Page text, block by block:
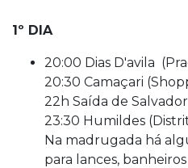
1º DIA
20:00 Dias D'avila
20:30 Camaçari
22h Saída de
23:30 Humildes
Na madrugada há
para lances,